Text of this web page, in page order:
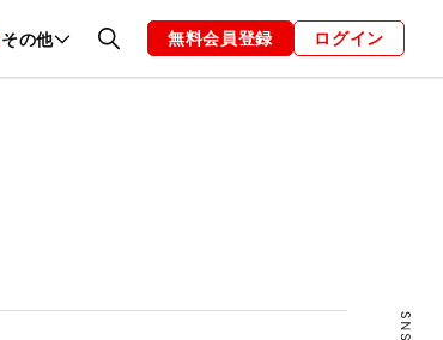
その他恋愛・結婚 編集部 お知らせ
無料会員登録 ログイン